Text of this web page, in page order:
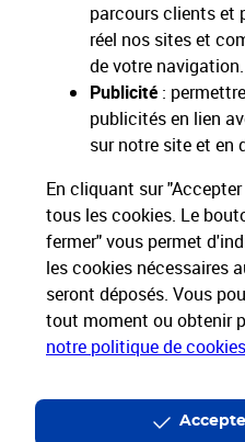
parcours clients et
réel nos sites et
de votre navigation.
Publicité :
publicités en lien
sur notre site et en
En cliquant sur
tous les cookies. Le
fermer" vous permet
les cookies nécessaires
seront déposés. Vous
tout moment ou obtenir
notre politique de cookies
Restons connectés
Nos Services
Nos Produits
La Poste vous
La Poste recrute